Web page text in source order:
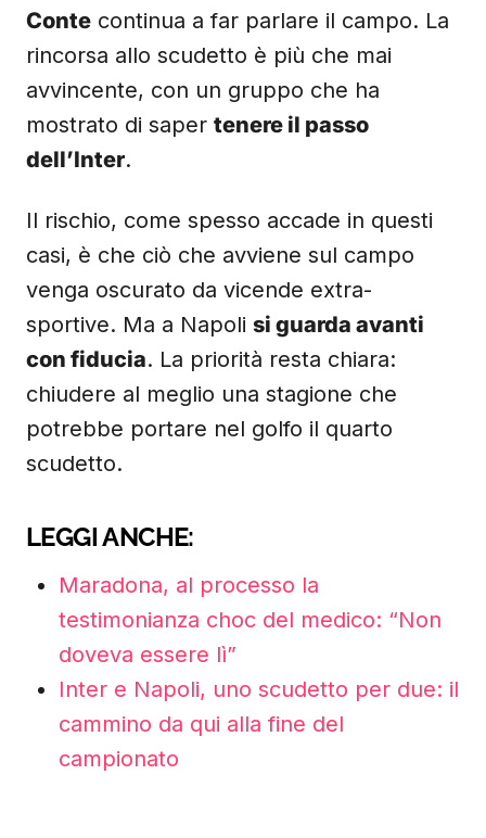
Conte continua a far parlare il campo. La
rincorsa allo scudetto è più che mai
avvincente, con un gruppo che ha
mostrato di saper tenere il passo
dell’Inter.
Il rischio, come spesso accade in questi
casi, è che ciò che avviene sul campo
venga oscurato da vicende extra-
sportive. Ma a Napoli si guarda avanti
con fiducia. La priorità resta chiara:
chiudere al meglio una stagione che
potrebbe portare nel golfo il quarto
scudetto.
LEGGI ANCHE:
Maradona, al processo la
testimonianza choc del medico: “Non
doveva essere lì”
Inter e Napoli, uno scudetto per due: il
cammino da qui alla fine del
campionato